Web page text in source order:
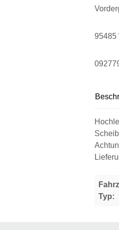
95485
Typ: